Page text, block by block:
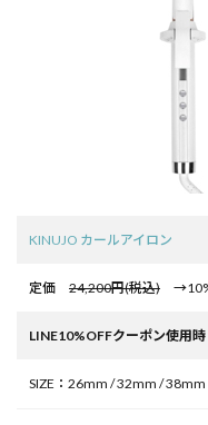
KINUJO カールアイロン
定価 24,200円(税込)
LINE10%OFFクーポン使用
SIZE：26mm / 32mm / 38mm